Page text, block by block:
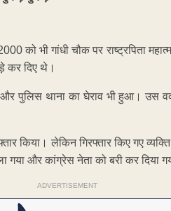
भी गांधी चौक पर राष्ट्रपिता
कर दिए थे।
पुलिस थाना का घेराव भी हुआ। उस
किया। लेकिन गिरफ्तार किए गए
और कांग्रेस नेता को बरी कर दिया
ADVERTISEMENT